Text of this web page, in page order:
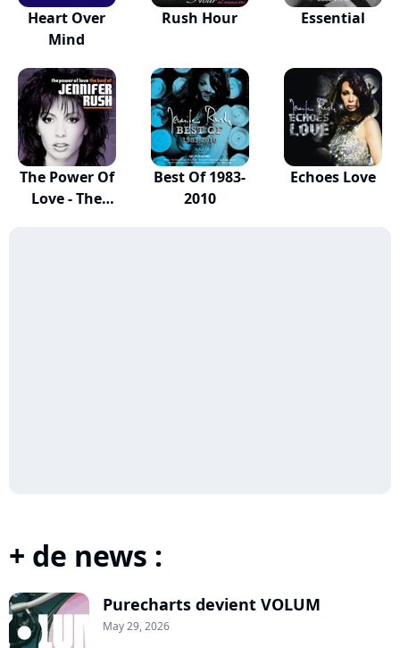
Heart Over
Mind
Rush Hour Essential
The Power Of
Love - The
Best Of 1983-
2010
Echoes Love
+ de news :
Purecharts devient VOLUM
May 29, 2026